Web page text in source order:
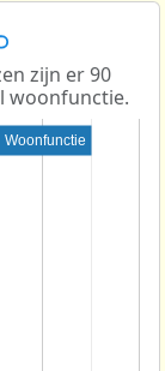
zijn er 90
woonfunctie.
Woonfunctie